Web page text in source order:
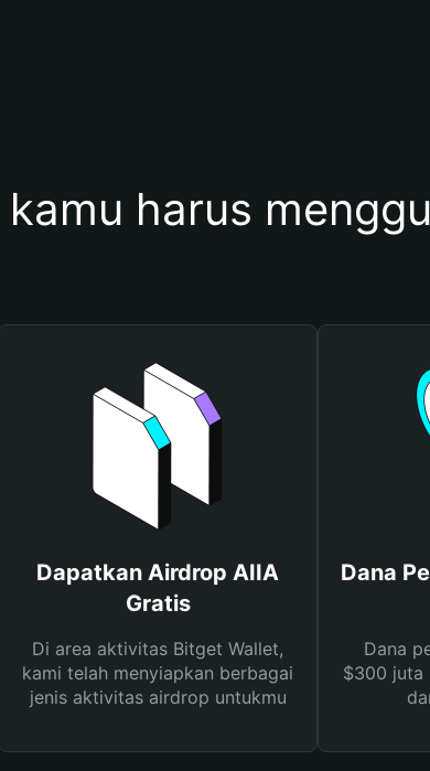
harus
Dapatkan Airdrop AIIA
Gratis
Di area aktivitas Bitget Wallet,
kami telah menyiapkan berbagai
jenis aktivitas airdrop untukmu
Dana
Dana
$300 juta